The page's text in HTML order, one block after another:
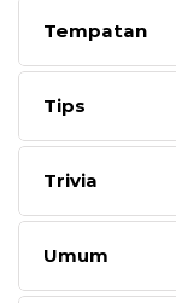
Tempatan
Tips
Trivia
Umum